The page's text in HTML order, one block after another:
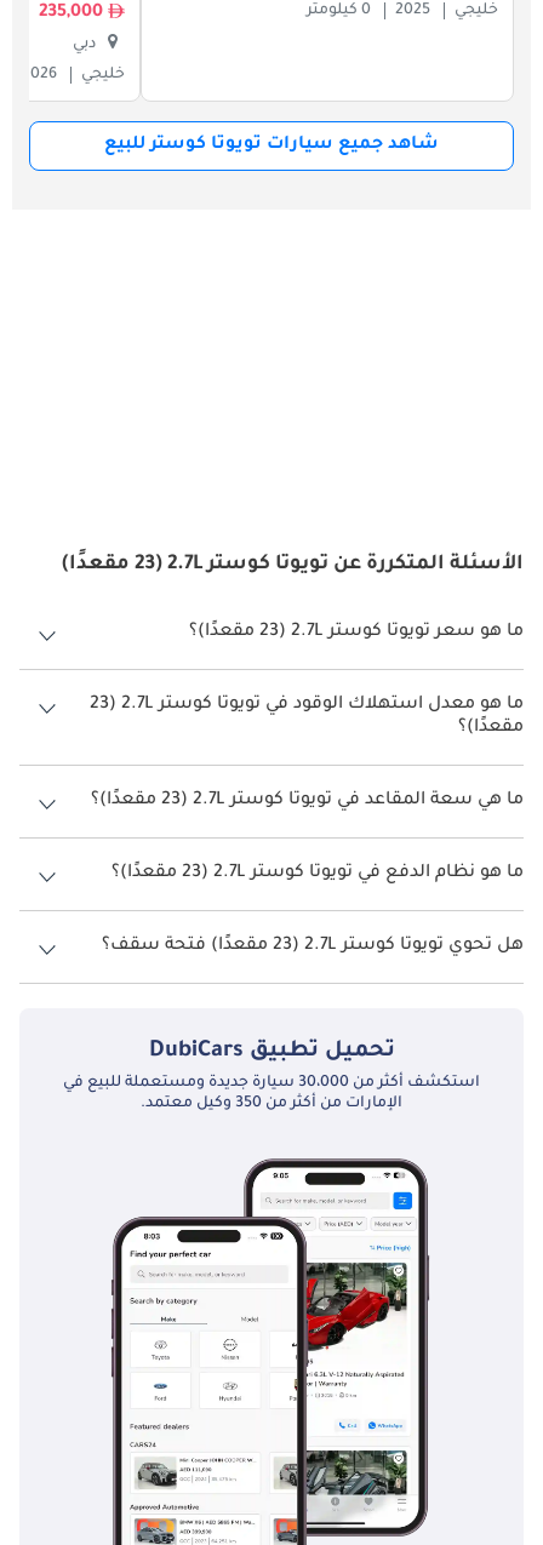
خليجي 2025 0 كيلومتر 235,000
دبي
خليجي
2026
شاهد جميع سيارات تويوتا كوستر للبيع
الأسئلة المتكررة عن تويوتا كوستر 2.7L (23 مقعدًا)
ما هو سعر تويوتا كوستر 2.7L (23 مقعدًا)؟
سعر تويوتا كوستر 2.7L (23 مقعدًا) هو درهم 218,900.
ما هو معدل استهلاك الوقود في تويوتا كوستر 2.7L (23
مقعدًا)؟
يبلغ معدل استهلاك الوقود المقترح من الشركة المصنعة لسيارة تويوتا
كوستر 2026 من TBD.
ما هي سعة المقاعد في تويوتا كوستر 2.7L (23 مقعدًا)؟
تتسع تويوتا كوستر 2.7L (23 مقعدًا) لأ 23 أشخاص.
ما هو نظام الدفع في تويوتا كوستر 2.7L (23 مقعدًا)؟
نظام الدفع في تويوتا كوستر Rear Wheel Drive 2.7L (23 مقعدًا).
هل تحوي تويوتا كوستر 2.7L (23 مقعدًا) فتحة سقف؟
نعم توفر تويوتا كوستر 2.7L (23 مقعدًا) فتحة السقف كخيار.
تحميل تطبيق DubiCars
استكشف أكثر من 30،000 سيارة جديدة ومستعملة للبيع في
الإمارات من أكثر من 350 وكيل معتمد.